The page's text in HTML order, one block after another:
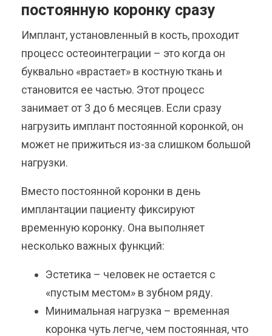
постоянную коронку сразу
Имплант, установленный в кость, проходит
процесс остеоинтеграции – это когда он
буквально «врастает» в костную ткань и
становится ее частью. Этот процесс
занимает от 3 до 6 месяцев. Если сразу
нагрузить имплант постоянной коронкой, он
может не прижиться из-за слишком большой
нагрузки.
Вместо постоянной коронки в день
имплантации пациенту фиксируют
временную коронку. Она выполняет
несколько важных функций:
Эстетика – человек не остается с
«пустым местом» в зубном ряду.
Минимальная нагрузка – временная
коронка чуть легче, чем постоянная, что